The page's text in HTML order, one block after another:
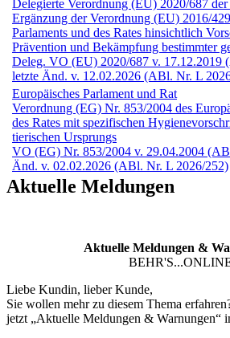
Delegierte Verordnung (EU) 2020/687
Ergänzung der Verordnung (EU) 2016/
Parlaments und des Rates hinsichtlich
Prävention und Bekämpfung bestimmter
Deleg. VO (EU) 2020/687 v. 17.12.2019
letzte Änd. v. 12.02.2026 (ABl. Nr. L
Europäisches Parlament und Rat
Verordnung (EG) Nr. 853/2004 des
des Rates mit spezifischen
tierischen Ursprungs
VO (EG) Nr. 853/2004 v. 29.04.2004
Änd. v. 02.02.2026 (ABl. Nr. L 2026/252)
Aktuelle Meldungen
Aktuelle Meldungen &
Liebe Kundin, lieber Kunde,
Sie wollen mehr zu diesem Thema
jetzt „Aktuelle Meldungen & Warnungen“